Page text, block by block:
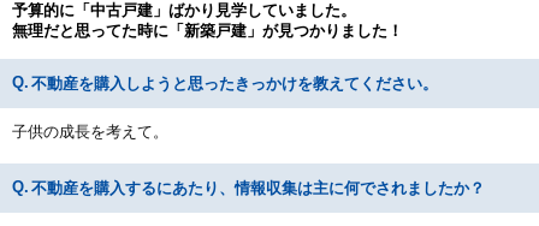
予算的に「中古戸建」ばかり見学していました。
無理だと思ってた時に「新築戸建」が見つかりました！
不動産を購入しようと思ったきっかけを教えてください。
子供の成長を考えて。
不動産を購入するにあたり、情報収集は主に何でされましたか？